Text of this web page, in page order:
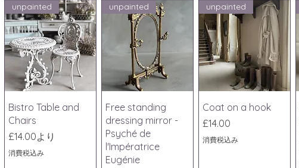
クイックビュー
unpainted
Bistro Table and
Chairs
£14.00より
セール価格
消費税込み
クイックビュー
unpainted
Free standing
dressing mirror -
Psyché de
l'Impératrice
Eugénie
クイックビュー
unpainted
Coat on a hook
価格
£14.00
消費税込み